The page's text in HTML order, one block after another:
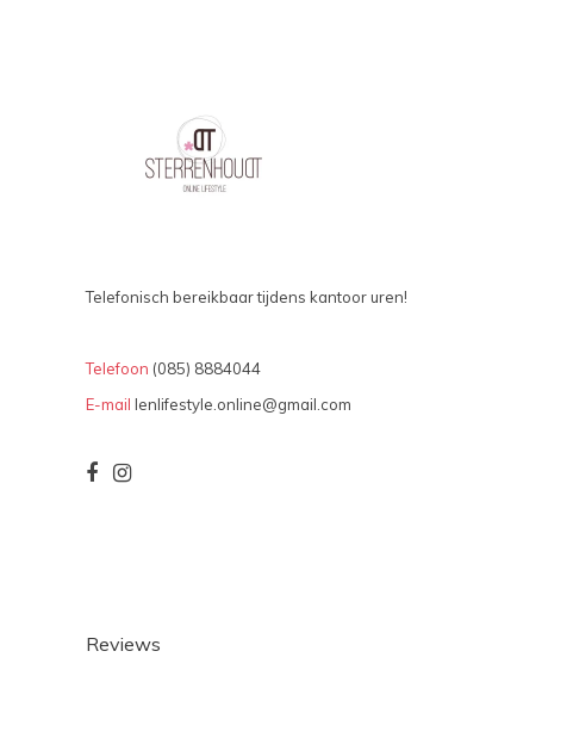
Telefonisch bereikbaar tijdens kantoor uren!
Telefoon (085) 8884044
E-mail lenlifestyle.online@gmail.com
Reviews